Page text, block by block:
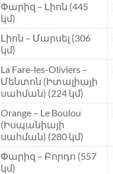
Փարիզ – Լիոն (445
կմ)
Լիոն – Մարսել (306
կմ)
La Fare-les-Oliviers –
Մենտոն (Իտալիայի
սահման) (224 կմ)
Orange – Le Boulou
(Իսպանիայի
սահման) (280 կմ)
Փարիզ – Բորդո (557
կմ)